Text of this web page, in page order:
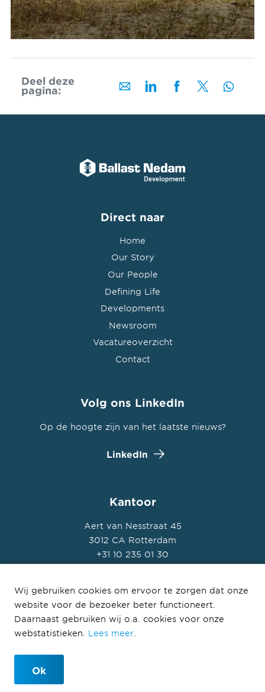
Deel deze
pagina:
Direct naar
Home
Our Story
Our People
Defining Life
Developments
Newsroom
Vacatureoverzicht
Contact
Volg ons LinkedIn
Op de hoogte zijn van het laatste nieuws?
LinkedIn
Kantoor
Aert van Nesstraat 45
3012 CA Rotterdam
+31 10 235 01 30
© Ballast Nedam Development 2026
Wij gebruiken cookies om ervoor te zorgen dat onze
website voor de bezoeker beter functioneert.
Daarnaast gebruiken wij o.a. cookies voor onze
webstatistieken.
Lees meer
Ok